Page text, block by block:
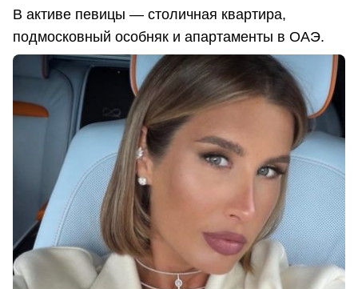
В активе певицы — столичная квартира,
подмосковный особняк и апартаменты в ОАЭ.